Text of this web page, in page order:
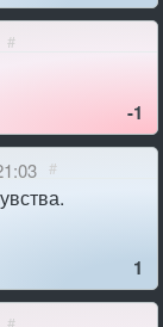
#
-1
#
1